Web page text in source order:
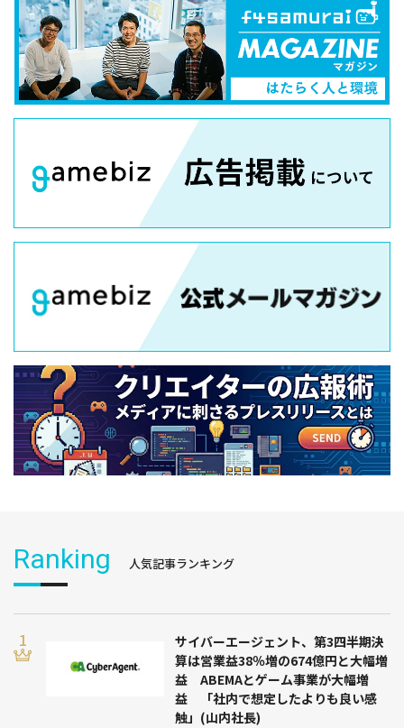
Ranking 人気記事ランキング
サイバーエージェント、第3四半期決
算は営業益38％増の674億円と大幅増
益 ABEMAとゲーム事業が大幅増
益 「社内で想定したよりも良い感
触」(山内社長)